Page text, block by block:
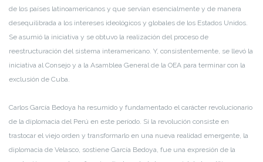
de los países latinoamericanos y que servían esencialmente y de manera
desequilibrada a los intereses ideológicos y globales de los Estados Unidos.
Se asumió la iniciativa y se obtuvo la realización del proceso de
reestructuración del sistema interamericano. Y, consistentemente, se llevó la
iniciativa al Consejo y a la Asamblea General de la OEA para terminar con la
exclusión de Cuba.
Carlos García Bedoya ha resumido y fundamentado el carácter revolucionario
de la diplomacia del Perú en este período. Si la revolución consiste en
trastocar el viejo orden y transformarlo en una nueva realidad emergente, la
diplomacia de Velasco, sostiene García Bedoya, fue una expresión de la